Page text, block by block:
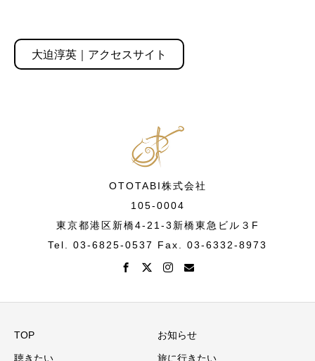
大迫淳英｜アクセスサイト
OTOTABI株式会社
105-0004
東京都港区新橋4-21-3新橋東急ビル３F
Tel. 03-6825-0537 Fax. 03-6332-8973
TOP お知らせ
聴きたい 旅に行きたい